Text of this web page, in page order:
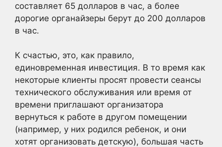
составляет 65 долларов в час, а более
дорогие органайзеры берут до 200 долларов
в час.
К счастью, это, как правило,
единовременная инвестиция. В то время как
некоторые клиенты просят провести сеансы
технического обслуживания или время от
времени приглашают организатора
вернуться к работе в другом помещении
(например, у них родился ребенок, и они
хотят организовать детскую), большая часть